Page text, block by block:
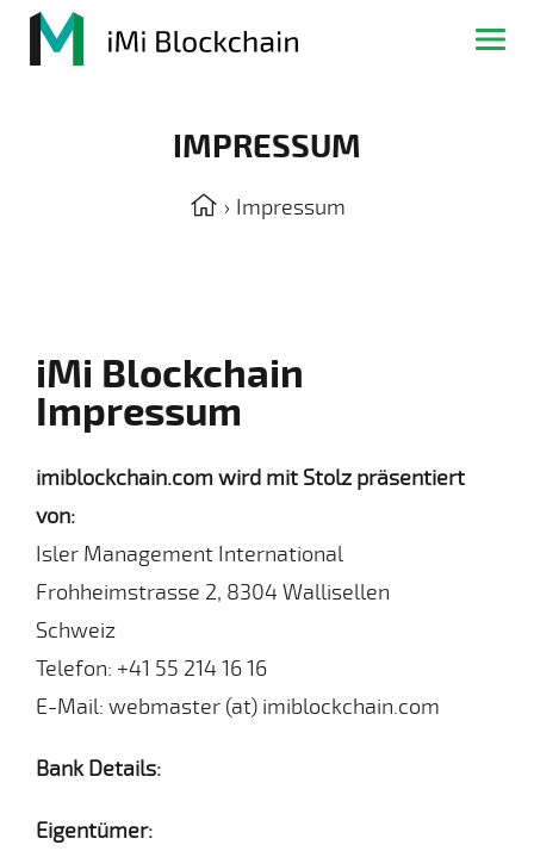
IMPRESSUM
› Impressum
iMi Blockchain
Impressum
imiblockchain.com wird mit Stolz präsentiert
von:
Isler Management International
Frohheimstrasse 2, 8304 Wallisellen
Schweiz
Telefon: +41 55 214 16 16
E-Mail: webmaster (at) imiblockchain.com
Bank Details:
Eigentümer: